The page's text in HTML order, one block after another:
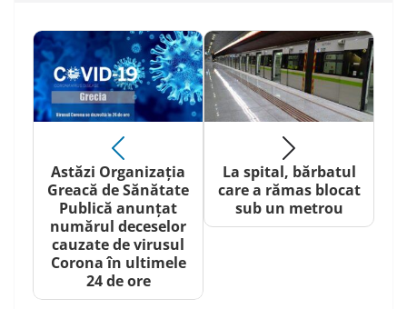
Astăzi Organizația
Greacă de Sănătate
Publică anunțat
numărul deceselor
cauzate de virusul
Corona în ultimele
24 de ore
La spital, bărbatul
care a rămas blocat
sub un metrou